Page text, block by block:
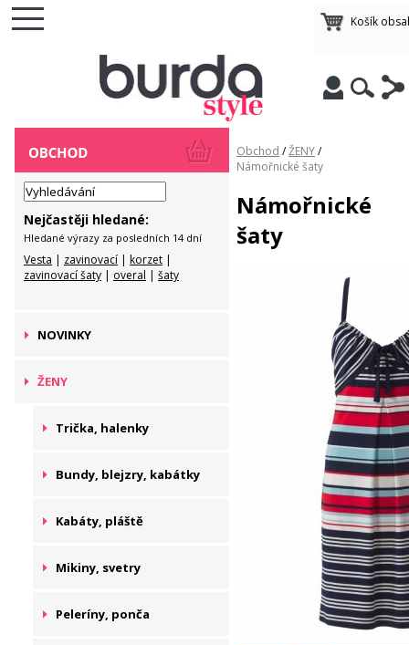
Košík
Nejčastěji hledané:
Hledané výrazy za posledních 14 dní
Vesta | zavinovací | korzet |
zavinovací šaty | overal | šaty
NOVINKY
ŽENY
Trička, halenky
Bundy, blejzry, kabátky
Kabáty, pláště
Mikiny, svetry
Peleríny, ponča
Obchod /ŽENY/
Námořnické šaty
Námořnické
šaty